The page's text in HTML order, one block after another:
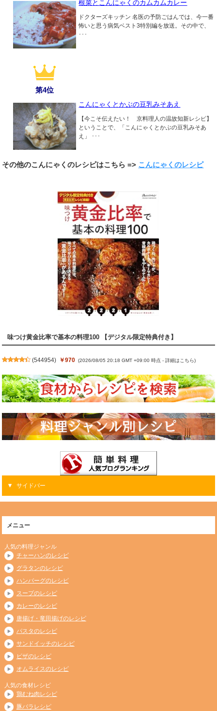
根菜とこんにゃくのカムカムカレー
ドクターズキッチン 名医の予防ごはんでは、今一番
怖いと思う病気ベスト3特別編を放送。その中で、
･･･
第4位
こんにゃくとかぶの豆乳みそあえ
【今こそ伝えたい！ 京料理人の温故知新レシピ】
ということで、「こんにゃくとかぶの豆乳みそあ
え」 ･･･
その他のこんにゃくのレシピはこちら => こんにゃくのレシピ
味つけ黄金比率で基本の料理100 【デジタル限定特典付き】
(544954) ￥970 (2026/08/05 20:18 GMT +09:00 時点 -詳細はこちら)
サイドバー
メニュー
人気の料理ジャンル
チャーハンのレシピ
グラタンのレシピ
ハンバーグのレシピ
スープのレシピ
カレーのレシピ
唐揚げ・竜田揚げのレシピ
パスタのレシピ
サンドイッチのレシピ
ピザのレシピ
オムライスのレシピ
人気の食材レシピ
鶏むね肉レシピ
豚バラレシピ